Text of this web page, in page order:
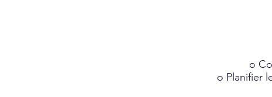
o
o Planifier